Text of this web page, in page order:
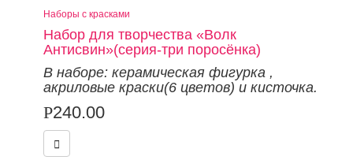
Наборы с красками
Набор для творчества «Волк
Антисвин»(серия-три поросёнка)
В наборе: керамическая фигурка ,
акриловые краски(6 цветов) и кисточка.
Р240.00